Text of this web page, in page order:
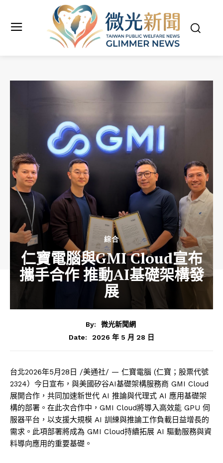
綜合
仁寶電腦與GMI Cloud宣布
攜手合作 推動AI基礎架構發
展
By:
微光新聞網
Date:
2026 年 5 月 28 日
台北2026年5月28日 /美通社/ — 仁寶電腦 (仁寶 ； 股票代號
2324） 今日 宣布，與美國矽谷AI基礎架構服務商 GMI Cloud
展開合作，共同加速新世代 AI 推論與代理式 AI 應用基礎架
構的部署。在此次合作中，GMI Cloud將導入高效能 GPU 伺
服器平台，以支援大規模 AI 訓練與推論工作負載日益增長的
需求。此項部署將成為 GMI Cloud持續拓展 AI 驅動服務與資
料導向應用的重要基礎。